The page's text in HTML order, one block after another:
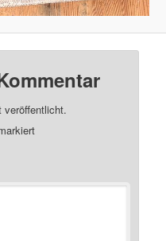
veröffentlicht.